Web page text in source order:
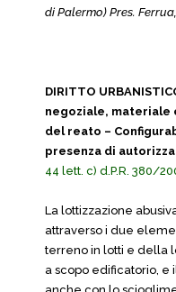
di Palermo) Pres.
DIRITTO
negoziale, materiale
del reato –
presenza di
44 lett. c) d.P.R. 380/
La lottizzazione
attraverso i due
terreno in lotti e della
a scopo edificatorio, e